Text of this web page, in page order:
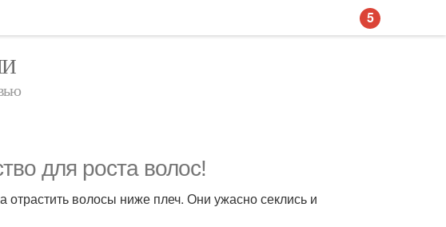
для роста волос!
волосы ниже плеч. Они ужасно секлись и
5